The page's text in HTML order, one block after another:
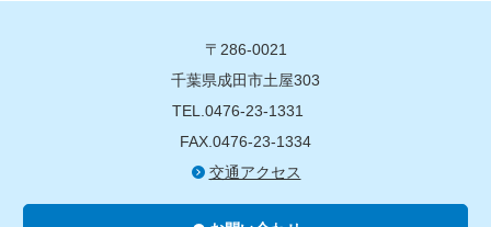
〒286-0021
千葉県成田市土屋303
TEL.0476-23-1331
FAX.0476-23-1334
交通アクセス